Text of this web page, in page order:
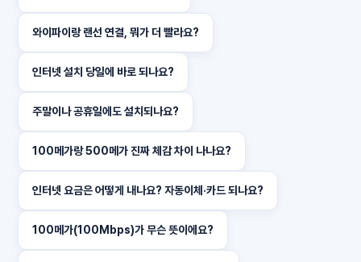
와이파이랑 랜선 연결, 뭐가 더 빨라요?
인터넷 설치 당일에 바로 되나요?
주말이나 공휴일에도 설치되나요?
100메가랑 500메가 진짜 체감 차이 나나요?
인터넷 요금은 어떻게 내나요? 자동이체·카드 되나요?
100메가(100Mbps)가 무슨 뜻이에요?